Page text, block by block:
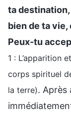
ta
bien de ta
Peux-tu
1 : L’apparition
corps spirituel
la terre). Après